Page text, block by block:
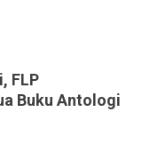
FLP
Buku Antologi